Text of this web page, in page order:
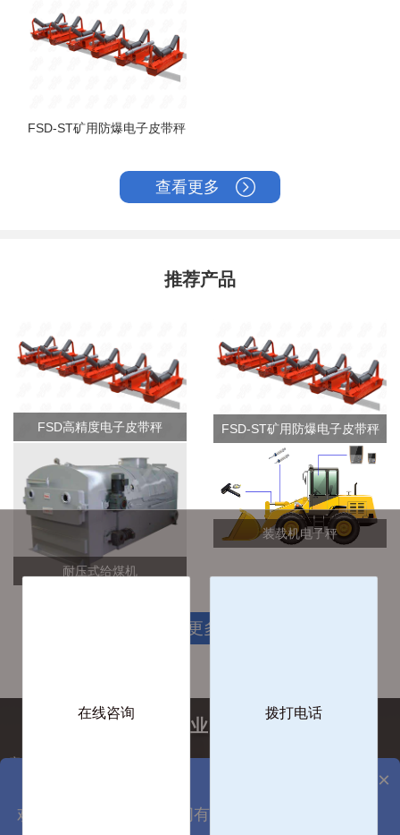
在线咨询 拨打电话
FSD-ST矿用防爆电子皮带秤
查看更多
推荐产品
FSD高精度电子皮带秤 FSD-ST矿用防爆电子皮带秤
耐压式给煤机
装载机电子秤
查看更多
工业计量行业服务解决商
客服热线：0512-65827267
企业邮箱：service@szgnxk.com
×
欢迎来到国诺科技，请问有什么可以帮您？